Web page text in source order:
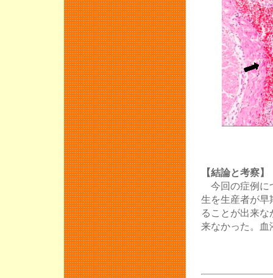
【結論と考察】
今回の症例に
生を生産者が早
ることが出来
来なかった。血